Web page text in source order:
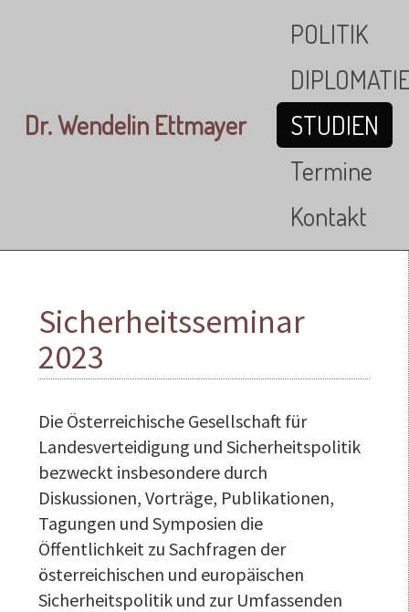
Dr. Wendelin Ettmayer
POLITIK
STUDIEN
Termine
Kontakt
Sicherheitsseminar
2023
Die Österreichische Gesellschaft für
Landesverteidigung und Sicherheitspolitik
bezweckt insbesondere durch
Diskussionen, Vorträge, Publikationen,
Tagungen und Symposien die
Öffentlichkeit zu Sachfragen der
österreichischen und europäischen
Sicherheitspolitik und zur Umfassenden